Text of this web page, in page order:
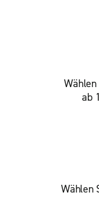
ab
Wählen